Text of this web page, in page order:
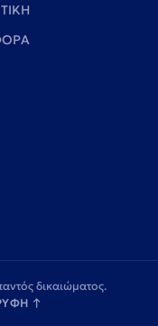
δικαιώματος.
↑